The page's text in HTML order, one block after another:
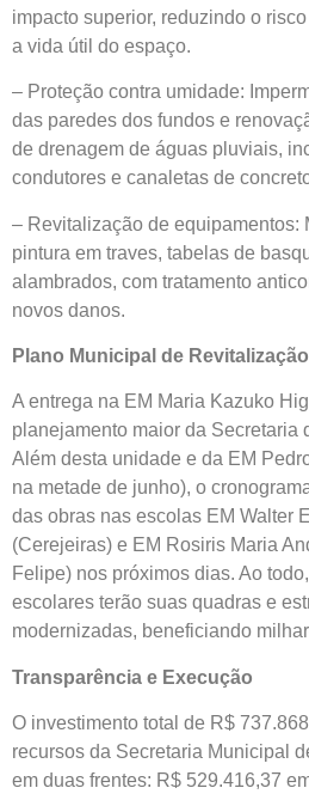
impacto superior, reduzindo o
a vida útil do espaço.
– Proteção contra umidade:
das paredes dos fundos e
de drenagem de águas pluviais,
condutores e canaletas de
– Revitalização de equipamentos:
pintura em traves, tabelas de
alambrados, com tratamento
novos danos.
Plano Municipal de Revitalização
A entrega na EM Maria Kazuko
planejamento maior da Secretaria
Além desta unidade e da EM
na metade de junho), o
das obras nas escolas EM Walter
(Cerejeiras) e EM Rosiris Maria
Felipe) nos próximos dias. Ao
escolares terão suas quadras e
modernizadas, beneficiando
Transparência e Execução
O investimento total de R$
recursos da Secretaria Municipal
em duas frentes: R$ 529.416,37